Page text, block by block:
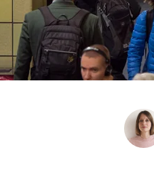
fragen & hilfe
unterstützen
abo